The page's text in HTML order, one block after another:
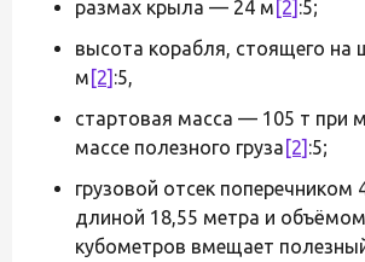
размах крыла — 24 м [2] :5;
высота корабля, стоящего на
м [2] :5,
стартовая масса — 105 т при
массе полезного груза [2] :5;
грузовой отсек поперечником
длиной 18,55 метра и
кубометров вмещает